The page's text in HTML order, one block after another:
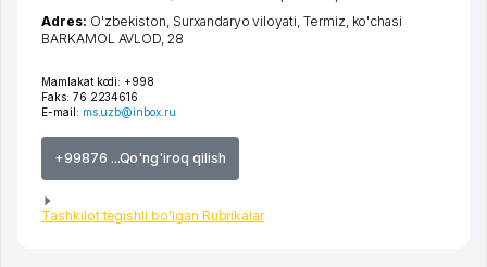
Mamlakat kodi: +998
Faks: 76 2234616
E-mail: ms.uzb@inbox.ru
+99876 ...Qo'ng'iroq qilish
Tashkilot tegishli bo'lgan Rubrikalar
Adres: O'zbekiston, Surxandaryo viloyati, Termiz, ko'chasi
BARKAMOL AVLOD, 28